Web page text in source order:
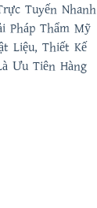
Tuyến Nhanh
Pháp Thẩm Mỹ
Liệu, Thiết Kế
Ưu Tiên Hàng